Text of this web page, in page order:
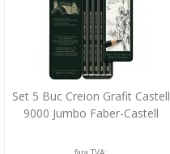
Set 5 Buc Creion Grafit Castell
9000 Jumbo Faber-Castell